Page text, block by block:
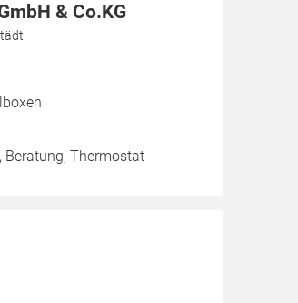
& Co.KG
Thermostat